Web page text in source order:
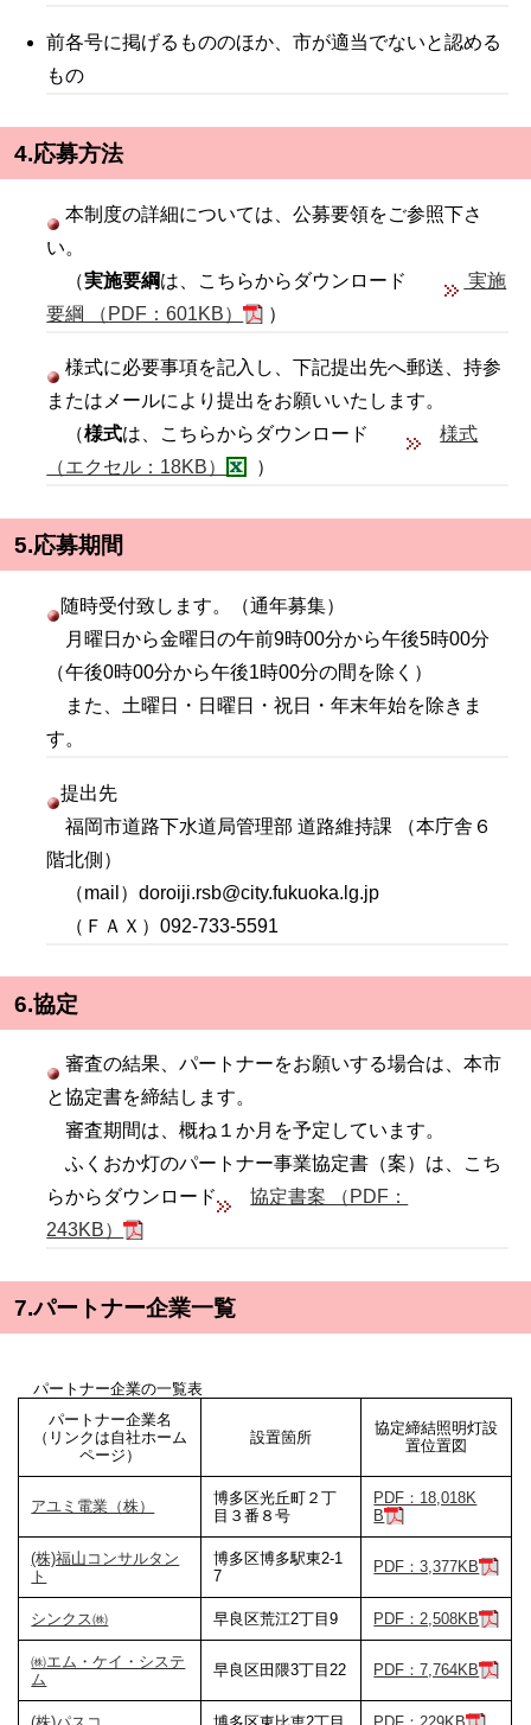
前各号に掲げるもののほか、市が適当でないと認める
もの
4.応募方法
本制度の詳細については、公募要領をご参照下さ
い。
（実施要綱は、こちらからダウンロード
実施
要綱 （PDF：601KB）
）
様式に必要事項を記入し、下記提出先へ郵送、持参
またはメールにより提出をお願いいたします。
（様式は、こちらからダウンロード
様式
（エクセル：18KB）
）
5.応募期間
随時受付致します。（通年募集）
月曜日から金曜日の午前9時00分から午後5時00分
（午後0時00分から午後1時00分の間を除く）
また、土曜日・日曜日・祝日・年末年始を除きま
す。
提出先
福岡市道路下水道局管理部 道路維持課 （本庁舎６
階北側）
（mail）doroiji.rsb@city.fukuoka.lg.jp
（ＦＡＸ）092-733-5591
6.協定
審査の結果、パートナーをお願いする場合は、本市
と協定書を締結します。
審査期間は、概ね１か月を予定しています。
ふくおか灯のパートナー事業協定書（案）は、こち
らからダウンロード
協定書案 （PDF：
243KB）
7.パートナー企業一覧
パートナー企業の一覧表
パートナー企業名
（リンクは自社ホーム
ページ）
設置箇所
協定締結照明灯設
置位置図
アユミ電業（株）
博多区光丘町２丁
目３番８号
PDF：18,018K
B
(株)福山コンサルタン
ト
博多区博多駅東2-1
7
PDF：3,377KB
シンクス㈱ 早良区荒江2丁目9 PDF：2,508KB
㈱エム・ケイ・システ
ム
早良区田隈3丁目22 PDF：7,764KB